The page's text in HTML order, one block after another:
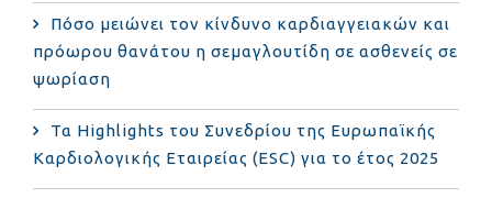
Πόσο μειώνει τον κίνδυνο καρδιαγγειακών και
πρόωρου θανάτου η σεμαγλουτίδη σε ασθενείς σε
ψωρίαση
Τα Highlights του Συνεδρίου της Ευρωπαϊκής
Καρδιολογικής Εταιρείας (ESC) για το έτος 2025